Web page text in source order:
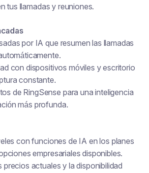
tus llamadas y reuniones.
por IA que resumen las llamadas
con dispositivos móviles y escritorio
constante.
de RingSense para una inteligencia
más profunda.
con funciones de IA en los planes
empresariales disponibles.
precios actuales y la disponibilidad